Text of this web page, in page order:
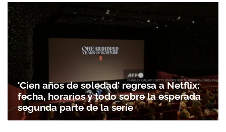
'Cien años de soledad' regresa a Netflix:
fecha, horarios y todo sobre la esperada
segunda parte de la serie